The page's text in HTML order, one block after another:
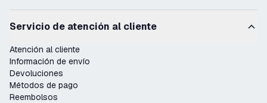
Servicio de atención al cliente
Atención al cliente
Información de envío
Devoluciones
Métodos de pago
Reembolsos